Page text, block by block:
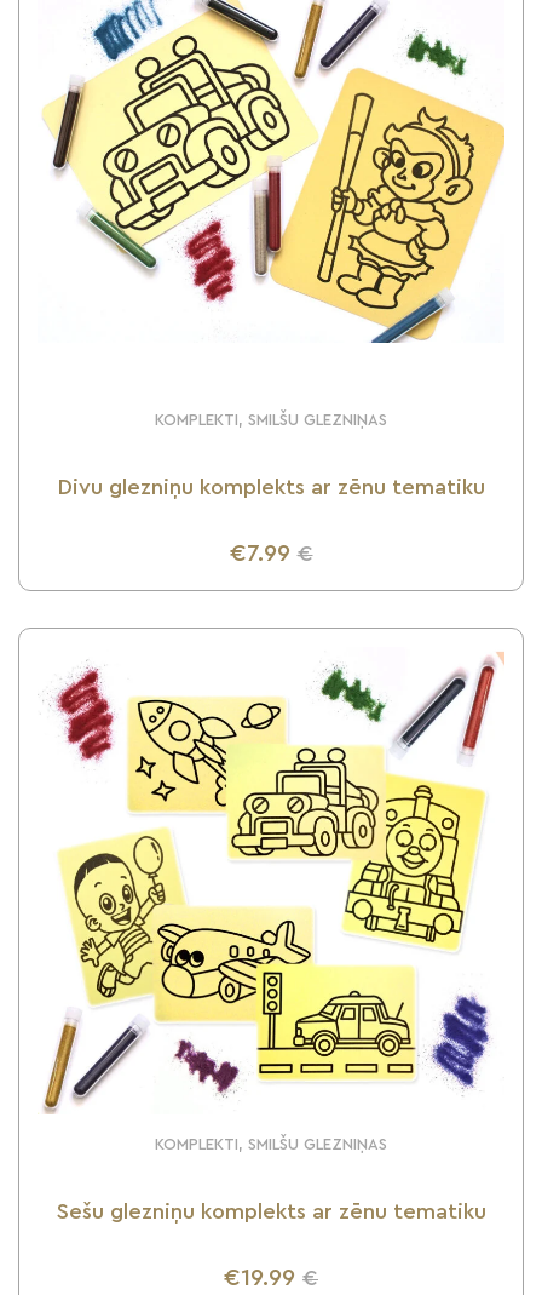
KOMPLEKTI, SMILŠU GLEZNIŅAS
Divu glezniņu komplekts ar zēnu tematiku
€7.99 €
UZZINI VAIRĀK
KOMPLEKTI, SMILŠU GLEZNIŅAS
Sešu glezniņu komplekts ar zēnu tematiku
€19.99 €